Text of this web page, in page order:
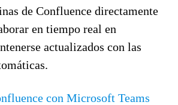
de Confluence directamente
en tiempo real en
actualizados con las
con Microsoft Teams